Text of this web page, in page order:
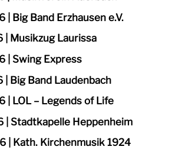
| Big Band Erzhausen e.V.
| Musikzug Laurissa
| Swing Express
| Big Band Laudenbach
| LOL – Legends of Life
| Stadtkapelle Heppenheim
| Kath. Kirchenmusik 1924